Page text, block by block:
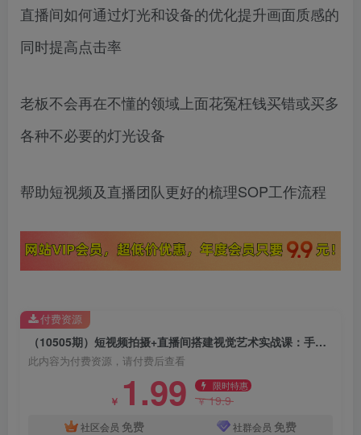
直播间如何通过灯光和设备的优化提升画面质感的
同时提高点击率
老板不会再在不懂的领域上面花冤枉钱买错或买多
各种不必要的灯光设备
帮助短视频及直播团队更好的梳理SOP工作流程
（10505期）短视频拍摄+直播间搭建视觉艺术实战课：手把手场景演绎 从0-1短视频-8节课
此内容为付费资源，请付费后查看
￥ 1.99 限时特惠
￥19.9
社区会员 免费 社群会员 免费
付费资源